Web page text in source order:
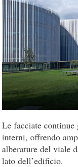
Le facciate continue
interni, offrendo
alberature del viale
lato dell’edificio.